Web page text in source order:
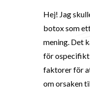
Hej! Jag
botox som
mening. Det
för ospecifikt
faktorer för
om orsaken